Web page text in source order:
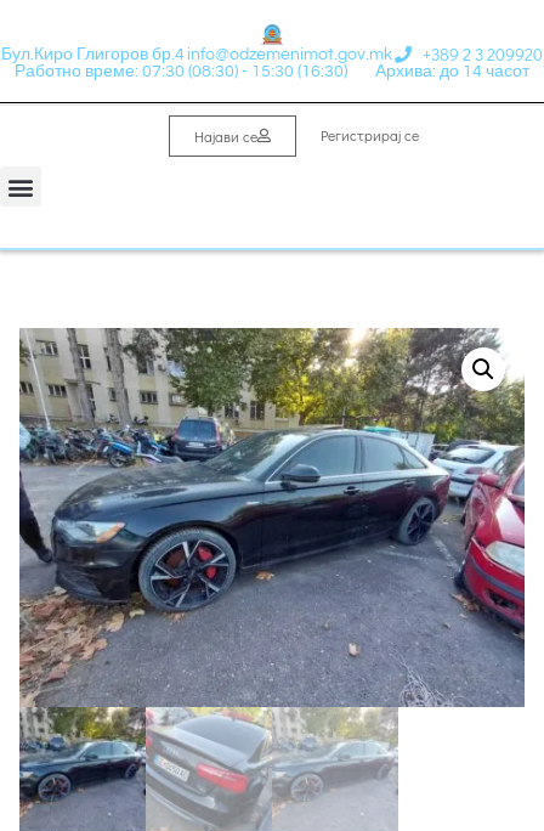
Бул.Киро Глигоров бр.4 info@odzemenimot.gov.mk +389 2 3 209920
Работно време: 07:30 (08:30) - 15:30 (16:30) Архива: до 14 часот
Најави се Регистрирај се